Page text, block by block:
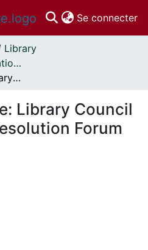
Se connecter
Library
Bibliothèque - Publications // Library - Publications
Good Grievance: Library Council as Grievance Resolution Forum
Library Council
Forum